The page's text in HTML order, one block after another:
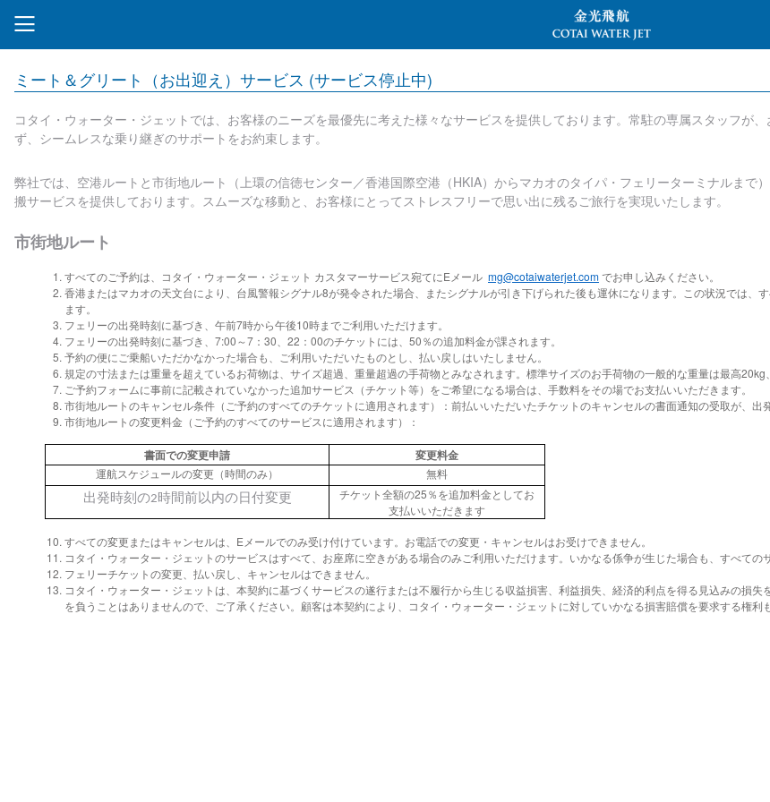
ミート＆グリート（お出迎え）サービス (サービス停止中)
コタイ・ウォーター・ジェットでは、お客様のニーズを最優先に考えた様々なサービスを提供しております。常駐の専属スタッフが
ず、シームレスな乗り継ぎのサポートをお約束します。
弊社では、空港ルートと市街地ルート（上環の信徳センター／香港国際空港（HKIA）からマカオのタイパ・フェリーターミナルま
搬サービスを提供しております。スムーズな移動と、お客様にとってストレスフリーで思い出に残るご旅行を実現いたします。
市街地ルート
すべてのご予約は、コタイ・ウォーター・ジェット カスタマーサービス宛てにEメール mg@cotaiwaterjet.comでお申し込みください。
香港またはマカオの天文台により、台風警報シグナル8が発令された場合、またシグナルが引き下げられた後も運休になります。この状況では、
ます。
フェリーの出発時刻に基づき、午前7時から午後10時までご利用いただけます。
フェリーの出発時刻に基づき、7:00～7：30、22：00のチケットには、50％の追加料金が課されます。
予約の便にご乗船いただかなかった場合も、ご利用いただいたものとし、払い戻しはいたしません。
規定の寸法または重量を超えているお荷物は、サイズ超過、重量超過の手荷物とみなされます。標準サイズのお手荷物の一般的な重量は最高20kg
ご予約フォームに事前に記載されていなかった追加サービス（チケット等）をご希望になる場合は、手数料をその場でお支払いいただきます。
市街地ルートのキャンセル条件（ご予約のすべてのチケットに適用されます）：前払いいただいたチケットのキャンセルの書面通知の受取が、出
市街地ルートの変更料金（ご予約のすべてのサービスに適用されます）：
書面での変更申請 変更料金
運航スケジュールの変更（時間のみ） 無料
出発時刻の2時間前以内の日付変更
チケット全額の25％を追加料金としてお
支払いいただきます
すべての変更またはキャンセルは、Eメールでのみ受け付けています。お電話での変更・キャンセルはお受けできません。
コタイ・ウォーター・ジェットのサービスはすべて、お座席に空きがある場合のみご利用いただけます。いかなる係争が生じた場合も、すべて
フェリーチケットの変更、払い戻し、キャンセルはできません。
コタイ・ウォーター・ジェットは、本契約に基づくサービスの遂行または不履行から生じる収益損害、利益損失、経済的利点を得る見込みの損
を負うことはありませんので、ご了承ください。顧客は本契約により、コタイ・ウォーター・ジェットに対していかなる損害賠償を要求する権利